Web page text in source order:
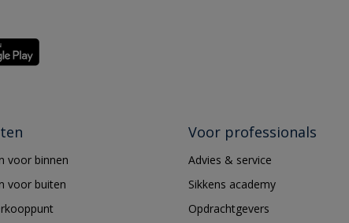
voor binnen
voor buiten
Voor professionals
Advies & service
Sikkens academy
Opdrachtgevers